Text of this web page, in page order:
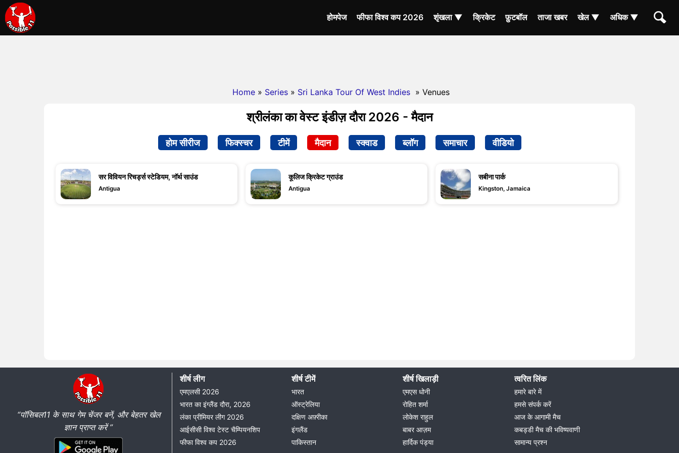
होमपेज फीफा विश्व कप 2026 शृंखला ▼ क्रिकेट फ़ुटबॉल ताजा खबर खेल ▼ अधिक ▼
Home » Series » Sri Lanka Tour Of West Indies » Venues
श्रीलंका का वेस्ट इंडीज़ दौरा 2026 - मैदान
होम सीरीज फिक्स्चर टीमें मैदान स्क्वाड ब्लॉग समाचार वीडियो
सर विवियन रिचर्ड्स स्टेडियम, नॉर्थ साउंड
Antigua
कूलिज क्रिकेट ग्राउंड
Antigua
सबीना पार्क
Kingston, Jamaica
“पॉसिबल11 के साथ गेम चेंजर बनें, और बेहतर खेल
ज्ञान प्राप्त करें ”
शीर्ष लीग
एमएलसी 2026
भारत का इंग्लैंड दौरा, 2026
लंका प्रीमियर लीग 2026
आईसीसी विश्व टेस्ट चैम्पियनशिप
फीफा विश्व कप 2026
शीर्ष टीमें
भारत
ऑस्ट्रेलिया
दक्षिण अफ़्रीका
इंगलैंड
पाकिस्तान
शीर्ष खिलाड़ी
एमएस धोनी
रोहित शर्मा
लोकेश राहुल
बाबर आज़म
हार्दिक पंड्या
त्वरित लिंक
हमारे बारे में
हमसे संपर्क करें
आज के आगामी मैच
कबड्डी मैच की भविष्यवाणी
सामान्य प्रश्न